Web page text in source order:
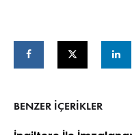
BENZER IÇERIKLER